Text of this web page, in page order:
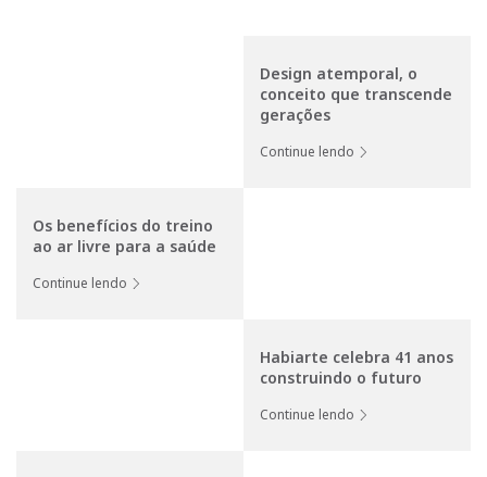
Design atemporal, o
conceito que transcende
gerações
Continue lendo
Os benefícios do treino
ao ar livre para a saúde
Continue lendo
Habiarte celebra 41 anos
construindo o futuro
Continue lendo